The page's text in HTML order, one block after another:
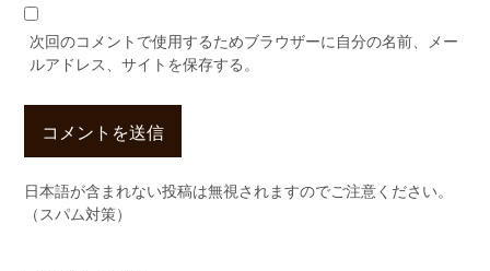
次回のコメントで使用するためブラウザーに自分の名前、メー
ルアドレス、サイトを保存する。
日本語が含まれない投稿は無視されますのでご注意ください。
（スパム対策）